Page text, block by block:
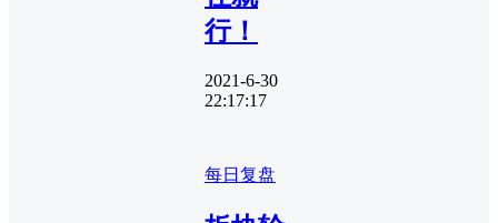
行！
2021-6-30
22:17:17
每日复盘